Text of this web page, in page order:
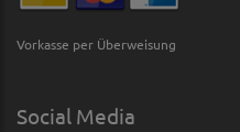
Vorkasse per Überweisung
Social Media